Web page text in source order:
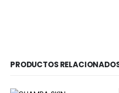
PRODUCTOS